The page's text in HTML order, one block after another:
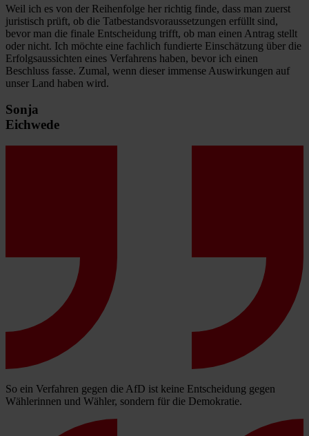
Weil ich es von der Reihenfolge her richtig finde, dass man zuerst
juristisch prüft, ob die Tatbestandsvoraussetzungen erfüllt sind,
bevor man die finale Entscheidung trifft, ob man einen Antrag stellt
oder nicht. Ich möchte eine fachlich fundierte Einschätzung über die
Erfolgsaussichten eines Verfahrens haben, bevor ich einen
Beschluss fasse. Zumal, wenn dieser immense Auswirkungen auf
unser Land haben wird.
Sonja
Eichwede
So ein Verfahren gegen die AfD ist keine Entscheidung gegen
Wählerinnen und Wähler, sondern für die Demokratie.